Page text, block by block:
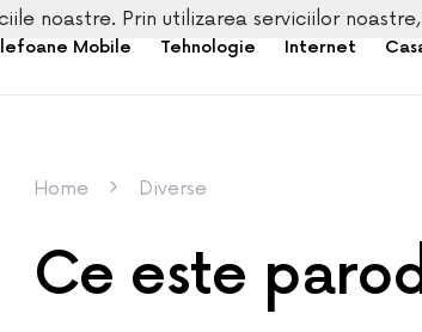
Mobile Tehnologie Internet
Home Diverse
Ce este
noastre. Prin utilizarea serviciilor